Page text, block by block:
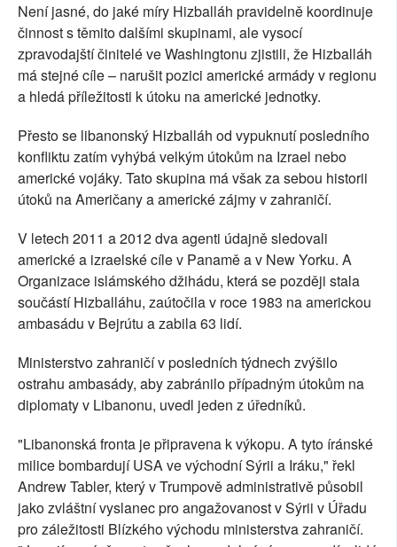
Není jasné, do jaké míry Hizballáh pravidelně koordinuje
činnost s těmito dalšími skupinami, ale vysocí
zpravodajští činitelé ve Washingtonu zjistili, že Hizballáh
má stejné cíle – narušit pozici americké armády v regionu
a hledá příležitosti k útoku na americké jednotky.
Přesto se libanonský Hizballáh od vypuknutí posledního
konfliktu zatím vyhýbá velkým útokům na Izrael nebo
americké vojáky. Tato skupina má však za sebou historii
útoků na Američany a americké zájmy v zahraničí.
V letech 2011 a 2012 dva agenti údajně sledovali
americké a izraelské cíle v Panamě a v New Yorku. A
Organizace islámského džihádu, která se později stala
součástí Hizballáhu, zaútočila v roce 1983 na americkou
ambasádu v Bejrútu a zabila 63 lidí.
Ministerstvo zahraničí v posledních týdnech zvýšilo
ostrahu ambasády, aby zabránilo případným útokům na
diplomaty v Libanonu, uvedl jeden z úředníků.
"Libanonská fronta je připravena k výkopu. A tyto íránské
milice bombardují USA ve východní Sýrii a Iráku," řekl
Andrew Tabler, který v Trumpově administrativě působil
jako zvláštní vyslanec pro angažovanost v Sýrii v Úřadu
pro záležitosti Blízkého východu ministerstva zahraničí.